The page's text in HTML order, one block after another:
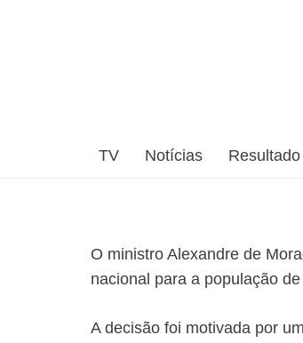
TV Notícias
O ministro Alexandre de
nacional para a população
A decisão foi motivada por